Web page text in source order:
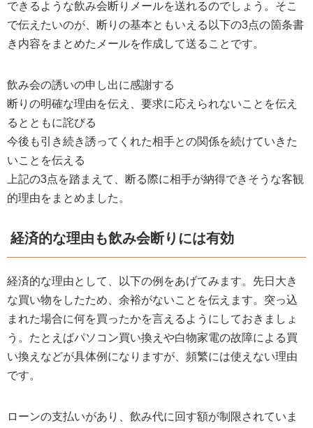
できるような飲み会断りメールを送れるのでしょう。そこ
で伝えたいのが、断りの基本ともいえる以下の3点の箇条書
き内容をまとめたメールを作成して送ることです。
飲み会の誘いの申し出に感謝する
断りの明確な理由を伝え、要求に応えられないことを伝え
るとともに詫びる
今後も引き続き誘ってくれた相手との関係を続けていきた
いことを伝える
上記の3点を踏まえて、断る際に相手が納得できそうな客観
的理由をまとめました。
経済的な理由も飲み会断りには有効
経済的な理由として、以下の例をあげてみます。先日大き
な買い物をしたため、余裕がないことを伝えます。突っ込
まれた場合に何を買ったかを言えるようにしておきましょ
う。たとえばパソコン買い換えや白物家電の故障による買
い換えなどが具体例になりますが、頻繁には使えない理由
です。
ローンの支払いがあり、飲み代に回す額が制限されていま